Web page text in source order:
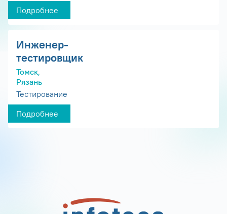
Подробнее
Инженер-
тестировщик
Томск,
Рязань
Тестирование
Подробнее